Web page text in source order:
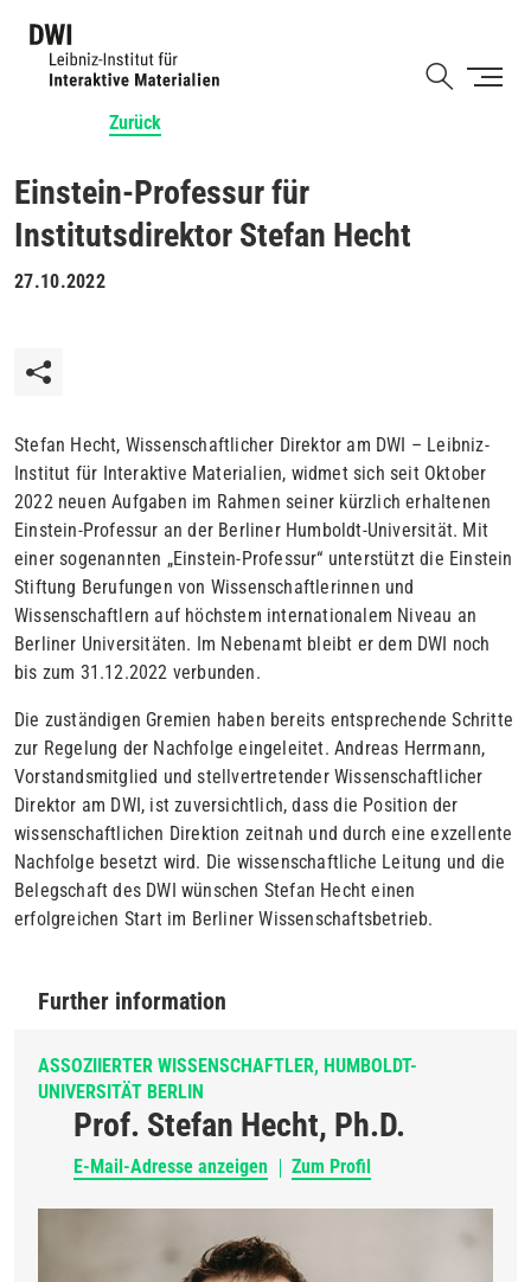
Zurück
Einstein-Professur für
Institutsdirektor Stefan Hecht
27.10.2022
Stefan Hecht, Wissenschaftlicher Direktor am DWI – Leibniz-
Institut für Interaktive Materialien, widmet sich seit Oktober
2022 neuen Aufgaben im Rahmen seiner kürzlich erhaltenen
Einstein-Professur an der Berliner Humboldt-Universität. Mit
einer sogenannten „Einstein-Professur“ unterstützt die Einstein
Stiftung Berufungen von Wissenschaftlerinnen und
Wissenschaftlern auf höchstem internationalem Niveau an
Berliner Universitäten. Im Nebenamt bleibt er dem DWI noch
bis zum 31.12.2022 verbunden.
Die zuständigen Gremien haben bereits entsprechende Schritte
zur Regelung der Nachfolge eingeleitet. Andreas Herrmann,
Vorstandsmitglied und stellvertretender Wissenschaftlicher
Direktor am DWI, ist zuversichtlich, dass die Position der
wissenschaftlichen Direktion zeitnah und durch eine exzellente
Nachfolge besetzt wird. Die wissenschaftliche Leitung und die
Belegschaft des DWI wünschen Stefan Hecht einen
erfolgreichen Start im Berliner Wissenschaftsbetrieb.
Further information
ASSOZIIERTER WISSENSCHAFTLER, HUMBOLDT-
UNIVERSITÄT BERLIN
Prof. Stefan Hecht, Ph.D.
E-Mail-Adresse anzeigen Zum Profil